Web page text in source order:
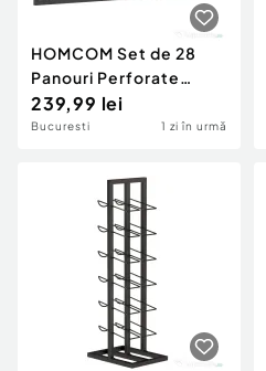
HOMCOM Set de 28
Panouri Perforate
pentru Perete cu
Cârlige și Suporturi,
239,99 lei
Bucuresti 1 zi în urmă